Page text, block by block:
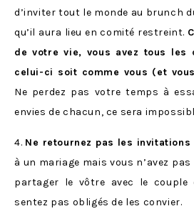
d’inviter tout le monde au brunch
qu’il aura lieu en comité restreint.
de votre vie, vous avez tous les
celui-ci soit comme vous (et
Ne perdez pas votre temps à
envies de chacun, ce sera
4. Ne retournez pas les invitations
à un mariage mais vous n’avez
partager le vôtre avec le couple
sentez pas obligés de les convier.